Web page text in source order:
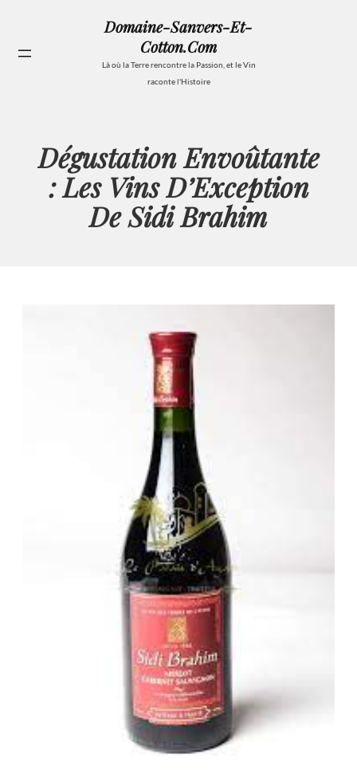
contenu
Domaine-Sanvers-Et-
Cotton.com
Là où la Terre rencontre la Passion, et le Vin
raconte l'Histoire
Dégustation Envoûtante
: Les Vins D’Exception
De Sidi Brahim